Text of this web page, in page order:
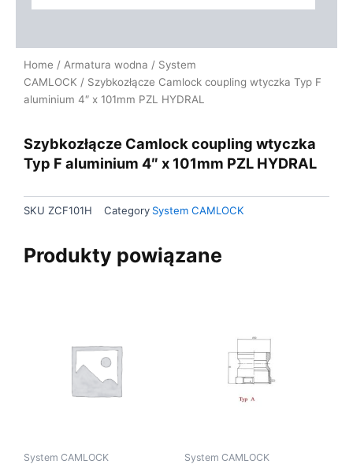
Home / Armatura wodna / System
CAMLOCK / Szybkozłącze Camlock coupling wtyczka Typ F
aluminium 4″ x 101mm PZL HYDRAL
Szybkozłącze Camlock coupling wtyczka
Typ F aluminium 4″ x 101mm PZL HYDRAL
SKU ZCF101H Category System CAMLOCK
Produkty powiązane
System CAMLOCK System CAMLOCK